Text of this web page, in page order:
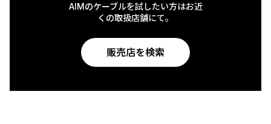
AIMのケーブルを試したい方はお近
くの取扱店舗にて。
販売店を検索